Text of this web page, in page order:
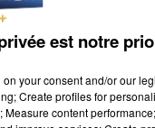
est notre
your consent and/or our
Create profiles for
content